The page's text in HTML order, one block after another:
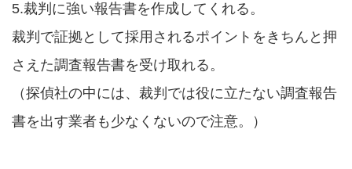
5.裁判に強い報告書を作成してくれる。
裁判で証拠として採用されるポイントをきちんと押
さえた調査報告書を受け取れる。
（探偵社の中には、裁判では役に立たない調査報告
書を出す業者も少なくないので注意。）